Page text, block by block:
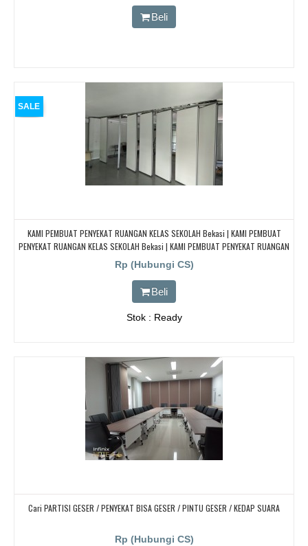
Beli
SALE
KAMI PEMBUAT PENYEKAT RUANGAN KELAS SEKOLAH Bekasi | KAMI PEMBUAT
PENYEKAT RUANGAN KELAS SEKOLAH Bekasi | KAMI PEMBUAT PENYEKAT RUANGAN
KELAS SEKOLAH Bekasi | KAMI PEMBUAT PENYEKAT RUANGAN KELAS SEKOLAH
Rp (Hubungi CS)
Beli
Stok : Ready
Cari PARTISI GESER / PENYEKAT BISA GESER / PINTU GESER / KEDAP SUARA
Rp (Hubungi CS)